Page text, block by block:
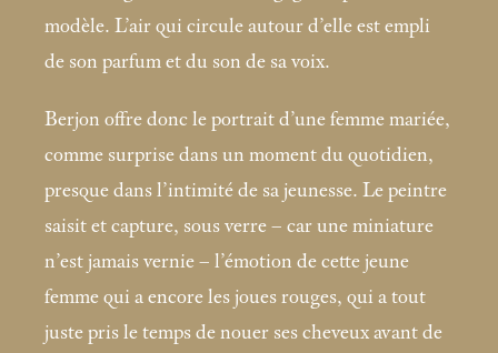
modèle. L’air qui circule autour d’elle est empli
de son parfum et du son de sa voix.
Berjon offre donc le portrait d’une femme mariée,
comme surprise dans un moment du quotidien,
presque dans l’intimité de sa jeunesse. Le peintre
saisit et capture, sous verre – car une miniature
n’est jamais vernie – l’émotion de cette jeune
femme qui a encore les joues rouges, qui a tout
juste pris le temps de nouer ses cheveux avant de